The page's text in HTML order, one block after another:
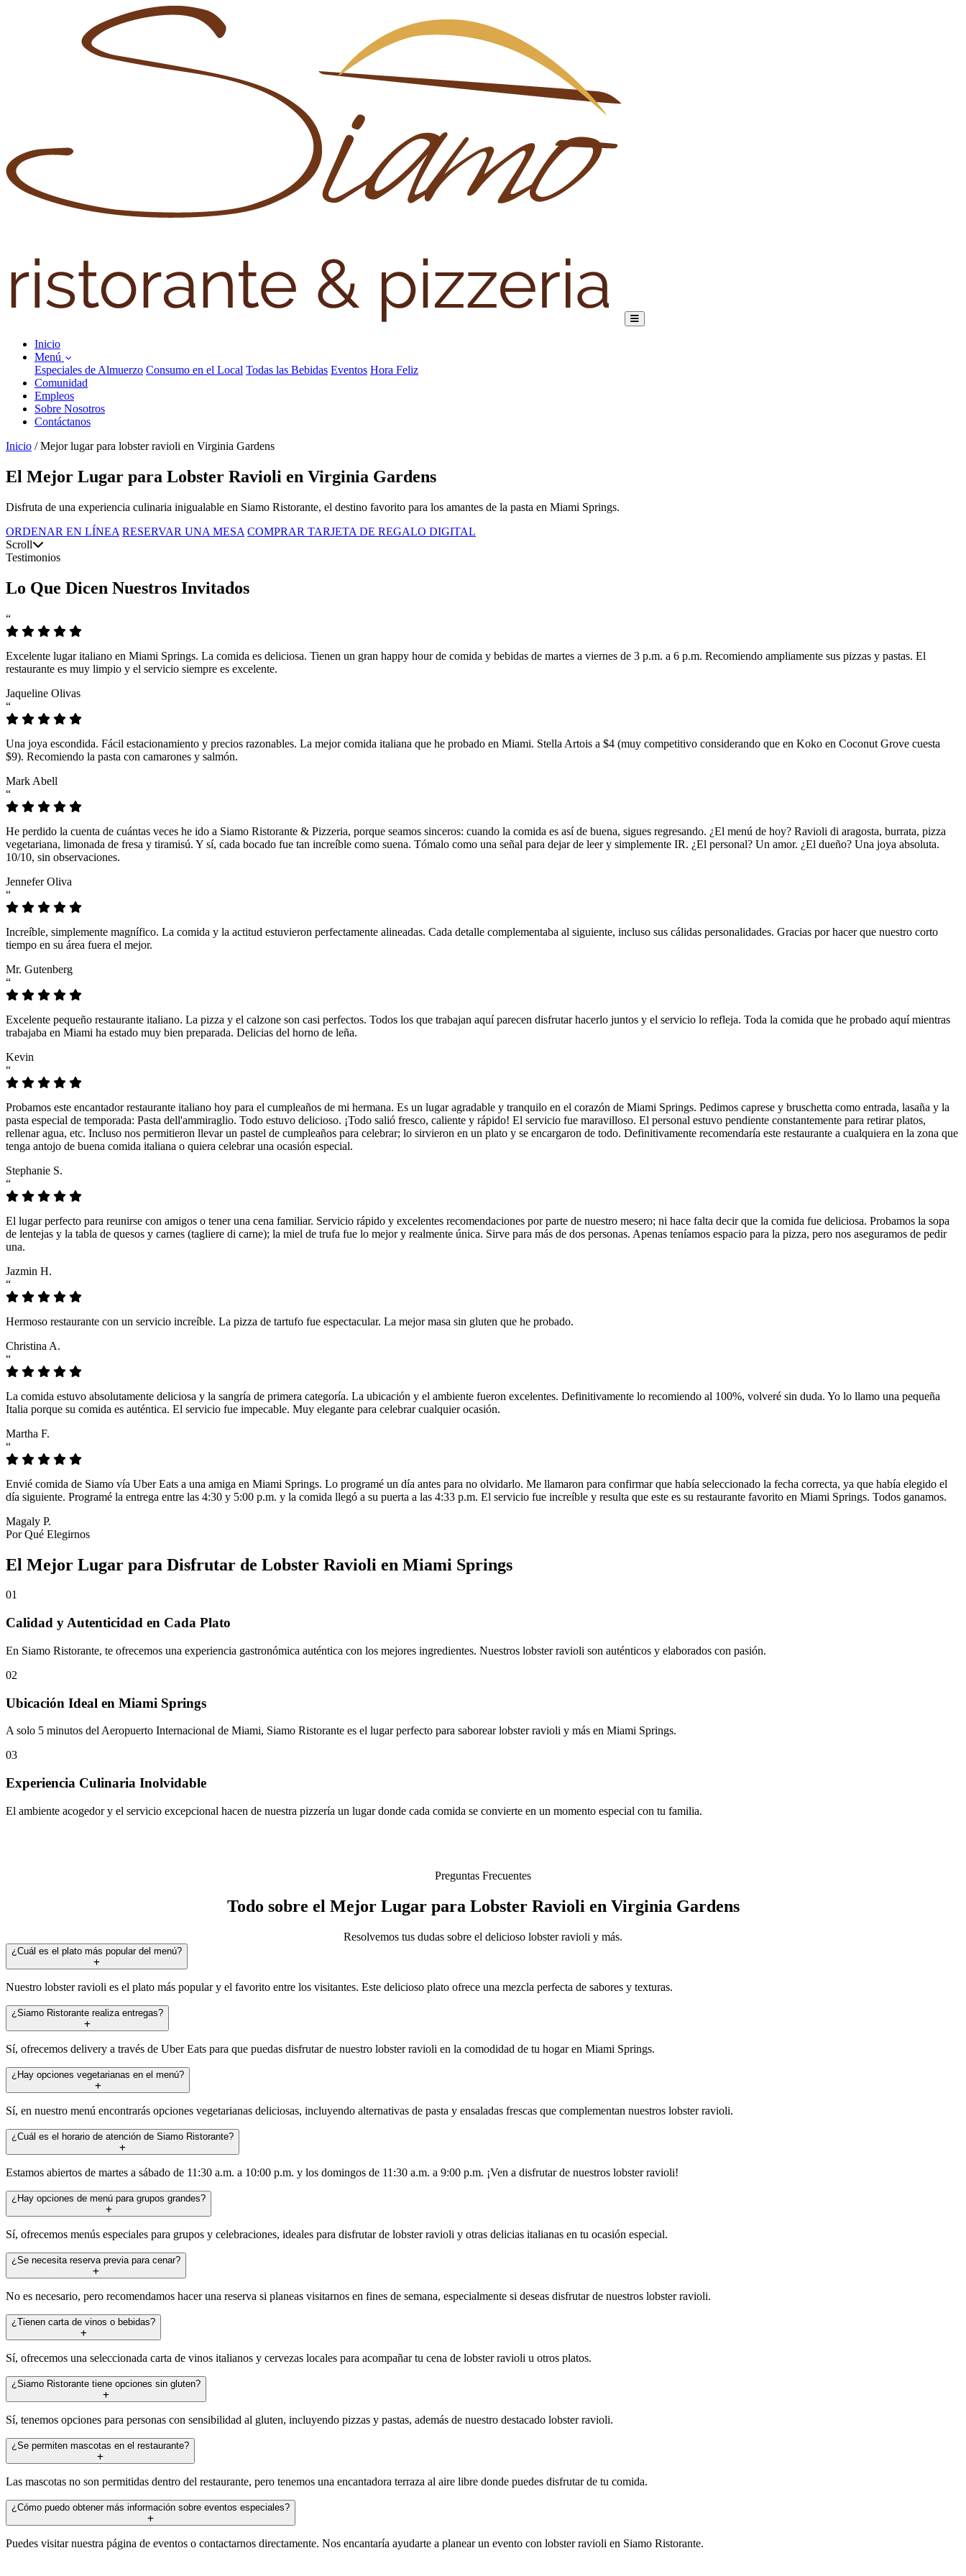
Inicio
Menú
Especiales de Almuerzo Consumo en el Local Todas las Bebidas Eventos Hora Feliz
Comunidad
Empleos
Sobre Nosotros
Contáctanos
Inicio / Mejor lugar para lobster ravioli en Virginia Gardens
El Mejor Lugar para Lobster Ravioli en Virginia Gardens
Disfruta de una experiencia culinaria inigualable en Siamo Ristorante, el destino favorito para los amantes de la pasta en Miami Springs.
ORDENAR EN LÍNEA RESERVAR UNA MESA COMPRAR TARJETA DE REGALO DIGITAL
Scroll
Testimonios
Lo Que Dicen Nuestros Invitados
“
Excelente lugar italiano en Miami Springs. La comida es deliciosa. Tienen un gran happy hour de comida y bebidas de martes a viernes de 3 p.m. a 6 p.m. Recomiendo ampliamente sus pizzas y pastas. El
restaurante es muy limpio y el servicio siempre es excelente.
Jaqueline Olivas
“
Una joya escondida. Fácil estacionamiento y precios razonables. La mejor comida italiana que he probado en Miami. Stella Artois a $4 (muy competitivo considerando que en Koko en Coconut Grove cuesta
$9). Recomiendo la pasta con camarones y salmón.
Mark Abell
“
He perdido la cuenta de cuántas veces he ido a Siamo Ristorante & Pizzeria, porque seamos sinceros: cuando la comida es así de buena, sigues regresando. ¿El menú de hoy? Ravioli di aragosta, burrata, pizza
vegetariana, limonada de fresa y tiramisú. Y sí, cada bocado fue tan increíble como suena. Tómalo como una señal para dejar de leer y simplemente IR. ¿El personal? Un amor. ¿El dueño? Una joya absoluta.
10/10, sin observaciones.
Jennefer Oliva
“
Increíble, simplemente magnífico. La comida y la actitud estuvieron perfectamente alineadas. Cada detalle complementaba al siguiente, incluso sus cálidas personalidades. Gracias por hacer que nuestro corto
tiempo en su área fuera el mejor.
Mr. Gutenberg
“
Excelente pequeño restaurante italiano. La pizza y el calzone son casi perfectos. Todos los que trabajan aquí parecen disfrutar hacerlo juntos y el servicio lo refleja. Toda la comida que he probado aquí mientras
trabajaba en Miami ha estado muy bien preparada. Delicias del horno de leña.
Kevin
“
Probamos este encantador restaurante italiano hoy para el cumpleaños de mi hermana. Es un lugar agradable y tranquilo en el corazón de Miami Springs. Pedimos caprese y bruschetta como entrada, lasaña y la
pasta especial de temporada: Pasta dell'ammiraglio. Todo estuvo delicioso. ¡Todo salió fresco, caliente y rápido! El servicio fue maravilloso. El personal estuvo pendiente constantemente para retirar platos,
rellenar agua, etc. Incluso nos permitieron llevar un pastel de cumpleaños para celebrar; lo sirvieron en un plato y se encargaron de todo. Definitivamente recomendaría este restaurante a cualquiera en la zona que
tenga antojo de buena comida italiana o quiera celebrar una ocasión especial.
Stephanie S.
“
El lugar perfecto para reunirse con amigos o tener una cena familiar. Servicio rápido y excelentes recomendaciones por parte de nuestro mesero; ni hace falta decir que la comida fue deliciosa. Probamos la sopa
de lentejas y la tabla de quesos y carnes (tagliere di carne); la miel de trufa fue lo mejor y realmente única. Sirve para más de dos personas. Apenas teníamos espacio para la pizza, pero nos aseguramos de pedir
una.
Jazmin H.
“
Hermoso restaurante con un servicio increíble. La pizza de tartufo fue espectacular. La mejor masa sin gluten que he probado.
Christina A.
“
La comida estuvo absolutamente deliciosa y la sangría de primera categoría. La ubicación y el ambiente fueron excelentes. Definitivamente lo recomiendo al 100%, volveré sin duda. Yo lo llamo una pequeña
Italia porque su comida es auténtica. El servicio fue impecable. Muy elegante para celebrar cualquier ocasión.
Martha F.
“
Envié comida de Siamo vía Uber Eats a una amiga en Miami Springs. Lo programé un día antes para no olvidarlo. Me llamaron para confirmar que había seleccionado la fecha correcta, ya que había elegido el
día siguiente. Programé la entrega entre las 4:30 y 5:00 p.m. y la comida llegó a su puerta a las 4:33 p.m. El servicio fue increíble y resulta que este es su restaurante favorito en Miami Springs. Todos ganamos.
Magaly P.
Por Qué Elegirnos
El Mejor Lugar para Disfrutar de Lobster Ravioli en Miami Springs
01
Calidad y Autenticidad en Cada Plato
En Siamo Ristorante, te ofrecemos una experiencia gastronómica auténtica con los mejores ingredientes. Nuestros lobster ravioli son auténticos y elaborados con pasión.
02
Ubicación Ideal en Miami Springs
A solo 5 minutos del Aeropuerto Internacional de Miami, Siamo Ristorante es el lugar perfecto para saborear lobster ravioli y más en Miami Springs.
03
Experiencia Culinaria Inolvidable
El ambiente acogedor y el servicio excepcional hacen de nuestra pizzería un lugar donde cada comida se convierte en un momento especial con tu familia.
Preguntas Frecuentes
Todo sobre el Mejor Lugar para Lobster Ravioli en Virginia Gardens
Resolvemos tus dudas sobre el delicioso lobster ravioli y más.
¿Cuál es el plato más popular del menú?
Nuestro lobster ravioli es el plato más popular y el favorito entre los visitantes. Este delicioso plato ofrece una mezcla perfecta de sabores y texturas.
¿Siamo Ristorante realiza entregas?
Sí, ofrecemos delivery a través de Uber Eats para que puedas disfrutar de nuestro lobster ravioli en la comodidad de tu hogar en Miami Springs.
¿Hay opciones vegetarianas en el menú?
Sí, en nuestro menú encontrarás opciones vegetarianas deliciosas, incluyendo alternativas de pasta y ensaladas frescas que complementan nuestros lobster ravioli.
¿Cuál es el horario de atención de Siamo Ristorante?
Estamos abiertos de martes a sábado de 11:30 a.m. a 10:00 p.m. y los domingos de 11:30 a.m. a 9:00 p.m. ¡Ven a disfrutar de nuestros lobster ravioli!
¿Hay opciones de menú para grupos grandes?
Sí, ofrecemos menús especiales para grupos y celebraciones, ideales para disfrutar de lobster ravioli y otras delicias italianas en tu ocasión especial.
¿Se necesita reserva previa para cenar?
No es necesario, pero recomendamos hacer una reserva si planeas visitarnos en fines de semana, especialmente si deseas disfrutar de nuestros lobster ravioli.
¿Tienen carta de vinos o bebidas?
Sí, ofrecemos una seleccionada carta de vinos italianos y cervezas locales para acompañar tu cena de lobster ravioli u otros platos.
¿Siamo Ristorante tiene opciones sin gluten?
Sí, tenemos opciones para personas con sensibilidad al gluten, incluyendo pizzas y pastas, además de nuestro destacado lobster ravioli.
¿Se permiten mascotas en el restaurante?
Las mascotas no son permitidas dentro del restaurante, pero tenemos una encantadora terraza al aire libre donde puedes disfrutar de tu comida.
¿Cómo puedo obtener más información sobre eventos especiales?
Puedes visitar nuestra página de eventos o contactarnos directamente. Nos encantaría ayudarte a planear un evento con lobster ravioli en Siamo Ristorante.